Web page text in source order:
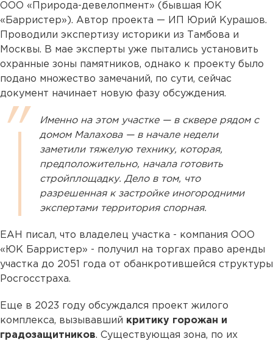
ООО «Природа-девелопмент» (бывшая ЮК
«Барристер»). Автор проекта — ИП Юрий Курашов.
Проводили экспертизу историки из Тамбова и
Москвы. В мае эксперты уже пытались установить
охранные зоны памятников, однако к проекту было
подано множество замечаний, по сути, сейчас
документ начинает новую фазу обсуждения.
Именно на этом участке — в сквере рядом с
домом Малахова — в начале недели
заметили тяжелую технику, которая,
предположительно, начала готовить
стройплощадку. Дело в том, что
разрешенная к застройке иногородними
экспертами территория спорная.
ЕАН писал, что владелец участка - компания ООО
«ЮК Барристер» - получил на торгах право аренды
участка до 2051 года от обанкротившейся структуры
Росгосстраха.
Еще в 2023 году обсуждался проект жилого
комплекса, вызывавший критику горожан и
градозащитников. Существующая зона, по их